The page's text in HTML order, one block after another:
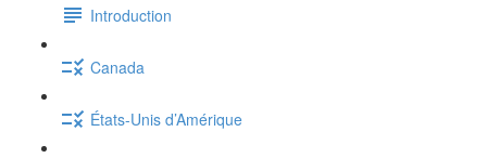
Introduction
Canada
États-Unis d’Amérique